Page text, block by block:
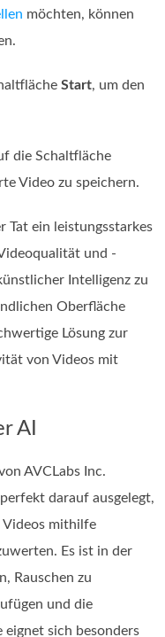
möchten, können
Start, um den
die Schaltfläche
Video zu speichern.
Tat ein leistungsstarkes
und -
Intelligenz zu
Oberfläche
Lösung zur
von Videos mit
AI
AVCLabs Inc.
darauf ausgelegt,
Videos mithilfe
Es ist in der
Rauschen zu
und die
sich besonders